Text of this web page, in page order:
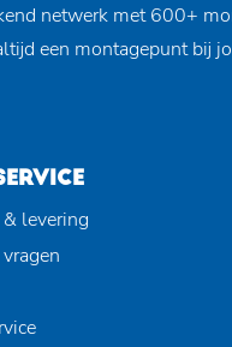
netwerk met 600+
een montagepunt bij
levering